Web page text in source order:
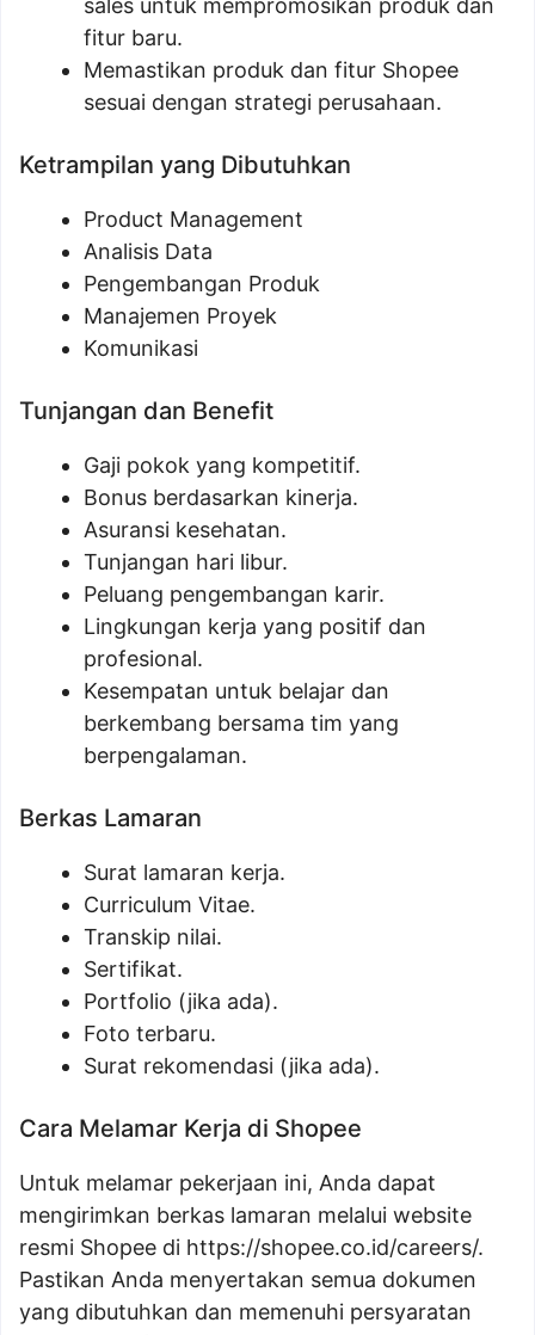
sales untuk mempromosikan produk dan
fitur baru.
Memastikan produk dan fitur Shopee
sesuai dengan strategi perusahaan.
Ketrampilan yang Dibutuhkan
Product Management
Analisis Data
Pengembangan Produk
Manajemen Proyek
Komunikasi
Tunjangan dan Benefit
Gaji pokok yang kompetitif.
Bonus berdasarkan kinerja.
Asuransi kesehatan.
Tunjangan hari libur.
Peluang pengembangan karir.
Lingkungan kerja yang positif dan
profesional.
Kesempatan untuk belajar dan
berkembang bersama tim yang
berpengalaman.
Berkas Lamaran
Surat lamaran kerja.
Curriculum Vitae.
Transkip nilai.
Sertifikat.
Portfolio (jika ada).
Foto terbaru.
Surat rekomendasi (jika ada).
Cara Melamar Kerja di Shopee
Untuk melamar pekerjaan ini, Anda dapat
mengirimkan berkas lamaran melalui website
resmi Shopee di https://shopee.co.id/careers/.
Pastikan Anda menyertakan semua dokumen
yang dibutuhkan dan memenuhi persyaratan